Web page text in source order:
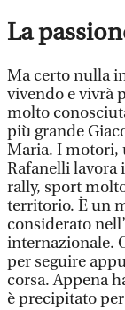
La
Ma certo nulla
vivendo e vivrà
molto
più grande
Maria. I motori,
Rafanelli lavora
rally, sport
territorio. È un
considerato
internazionale.
per seguire
corsa. Appena
è precipitato